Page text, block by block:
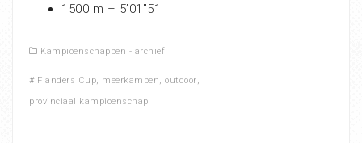
1500 m – 5’01″51
Kampioenschappen - archief
# Flanders Cup, meerkampen, outdoor,
provinciaal kampioenschap